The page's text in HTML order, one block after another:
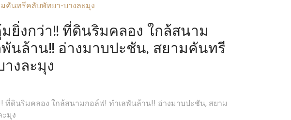
คันทรีคลับพัทยา-บางละมุง
มยิ่งกว่า!! ที่ดินริมคลอง ใกล้สนาม
พันล้าน!! อ่างมาบปะชัน, สยามคันทรี
งละมุง
ที่ดินริมคลอง ใกล้สนามกอล์ฟ! ทำเลพันล้าน!! อ่างมาบปะชัน, สยาม
มุง